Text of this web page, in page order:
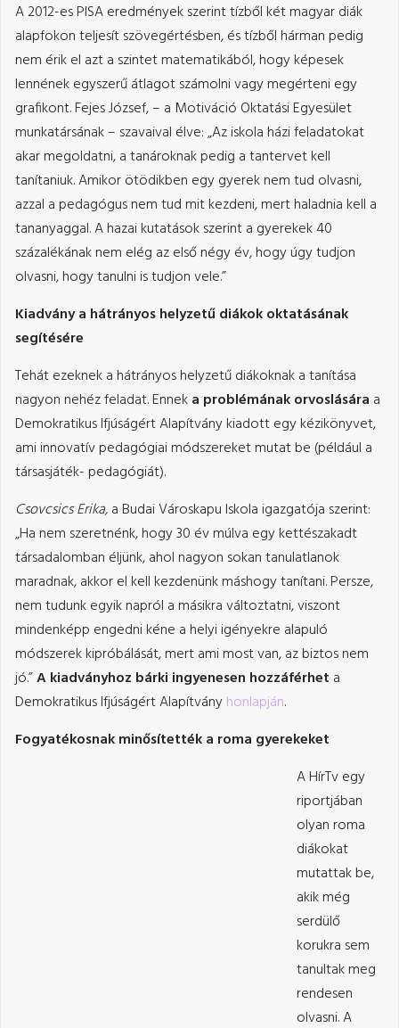
A 2012-es PISA eredmények szerint tízből két magyar diák
alapfokon teljesít szövegértésben, és tízből hárman pedig
nem érik el azt a szintet matematikából, hogy képesek
lennének egyszerű átlagot számolni vagy megérteni egy
grafikont. Fejes József, – a Motiváció Oktatási Egyesület
munkatársának – szavaival élve: „Az iskola házi feladatokat
akar megoldatni, a tanároknak pedig a tantervet kell
tanítaniuk. Amikor ötödikben egy gyerek nem tud olvasni,
azzal a pedagógus nem tud mit kezdeni, mert haladnia kell a
tananyaggal. A hazai kutatások szerint a gyerekek 40
százalékának nem elég az első négy év, hogy úgy tudjon
olvasni, hogy tanulni is tudjon vele.”
Kiadvány a hátrányos helyzetű diákok oktatásának
segítésére
Tehát ezeknek a hátrányos helyzetű diákoknak a tanítása
nagyon nehéz feladat. Enneka problémának orvoslására a
Demokratikus Ifjúságért Alapítvány kiadott egy kézikönyvet,
ami innovatív pedagógiai módszereket mutat be (például a
társasjáték- pedagógiát).
Csovcsics Erika,a Budai Városkapu Iskola igazgatója szerint:
„Ha nem szeretnénk, hogy 30 év múlva egy kettészakadt
társadalomban éljünk, ahol nagyon sokan tanulatlanok
maradnak, akkor el kell kezdenünk máshogy tanítani. Persze,
nem tudunk egyik napról a másikra változtatni, viszont
mindenképp engedni kéne a helyi igényekre alapuló
módszerek kipróbálását, mert ami most van, az biztos nem
jó.”A kiadványhoz bárki ingyenesen hozzáférhet a
Demokratikus Ifjúságért Alapítványhonlapján.
Fogyatékosnak minősítették a roma gyerekeket
A HírTv egy
riportjában
olyan roma
diákokat
mutattak be,
akik még
serdülő
korukra sem
tanultak meg
rendesen
olvasni. A